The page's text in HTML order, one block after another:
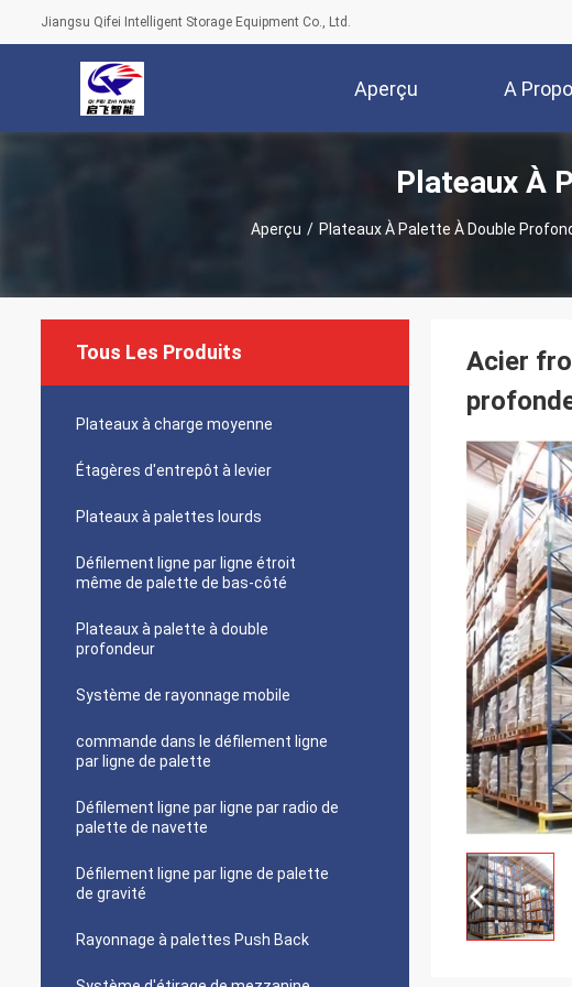
Jiangsu Qifei Intelligent Storage Equipment Co., Ltd.
Aperçu A
Plateaux À
Aperçu / Plateaux À Palette À Double
Tous Les Produits
Plateaux à charge moyenne
Étagères d'entrepôt à levier
Plateaux à palettes lourds
Défilement ligne par ligne étroit
même de palette de bas-côté
Plateaux à palette à double
profondeur
Système de rayonnage mobile
commande dans le défilement ligne
par ligne de palette
Défilement ligne par ligne par radio de
palette de navette
Défilement ligne par ligne de palette
de gravité
Rayonnage à palettes Push Back
Acier